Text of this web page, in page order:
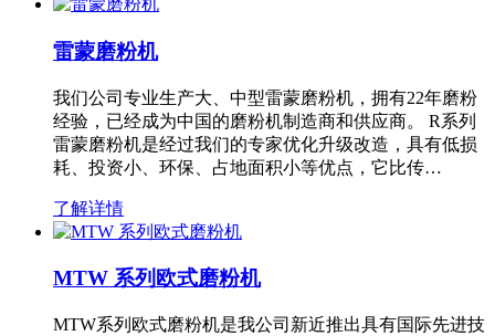
雷蒙磨粉机
我们公司专业生产大、中型雷蒙磨粉机，拥有22年磨粉
经验，已经成为中国的磨粉机制造商和供应商。 R系列
雷蒙磨粉机是经过我们的专家优化升级改造，具有低损
耗、投资小、环保、占地面积小等优点，它比传…
了解详情
MTW 系列欧式磨粉机
MTW系列欧式磨粉机是我公司新近推出具有国际先进技